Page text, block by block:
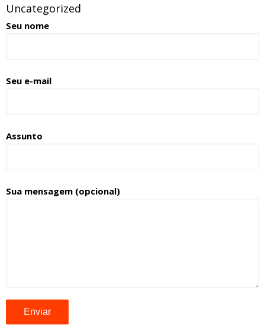
Uncategorized
Seu nome
Seu e-mail
Assunto
Sua mensagem (opcional)